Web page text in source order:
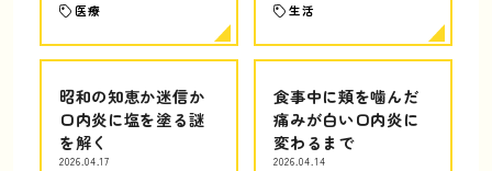
医療 生活
昭和の知恵か迷信か
口内炎に塩を塗る謎
を解く
2026.04.17
食事中に頬を噛んだ
痛みが白い口内炎に
変わるまで
2026.04.14